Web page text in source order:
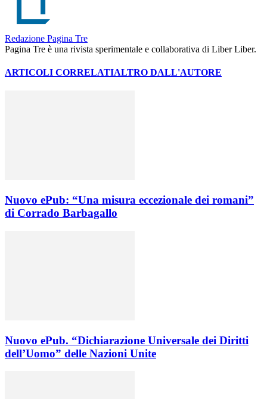
Redazione Pagina Tre
Pagina Tre è una rivista sperimentale e collaborativa di Liber Liber.
ARTICOLI CORRELATIALTRO DALL'AUTORE
Nuovo ePub: “Una misura eccezionale dei romani”
di Corrado Barbagallo
Nuovo ePub. “Dichiarazione Universale dei Diritti
dell’Uomo” delle Nazioni Unite